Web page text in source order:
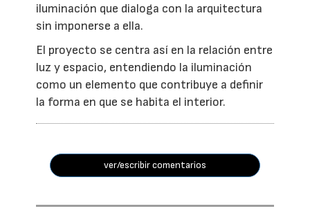
iluminación que dialoga con la arquitectura
sin imponerse a ella.
El proyecto se centra así en la relación entre
luz y espacio, entendiendo la iluminación
como un elemento que contribuye a definir
la forma en que se habita el interior.
ver/escribir comentarios